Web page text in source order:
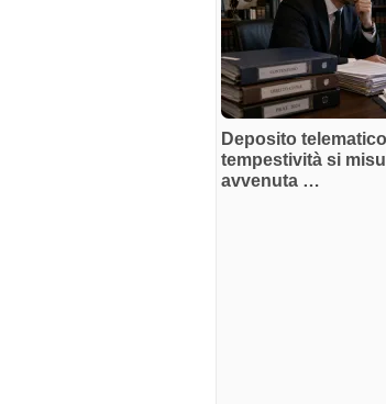
Deposito
tempestività si
avvenuta …